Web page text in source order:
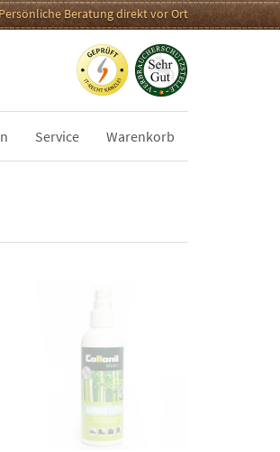
Beratung direkt vor Ort
Service Warenkorb